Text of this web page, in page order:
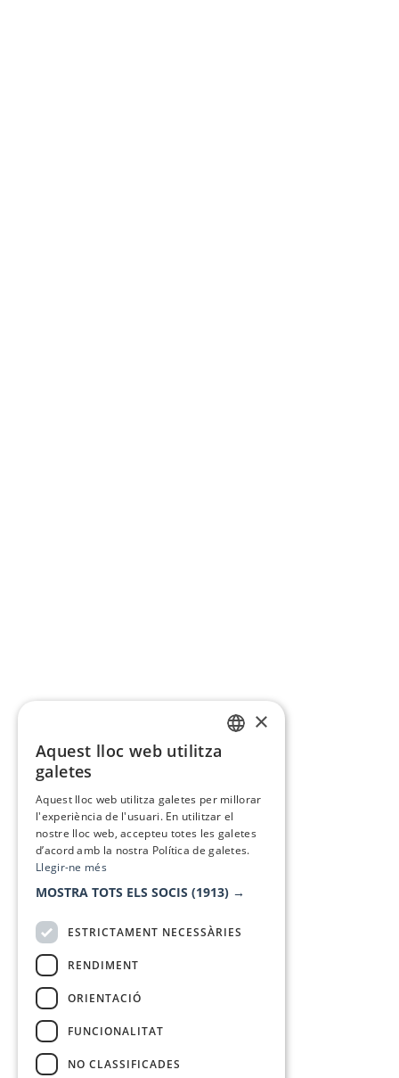
×
Aquest lloc web utilitza
galetes
Aquest lloc web utilitza galetes per millorar
l'experiència de l'usuari. En utilitzar el
nostre lloc web, accepteu totes les galetes
d’acord amb la nostra Política de galetes.
Llegir-ne més
MOSTRA TOTS ELS SOCIS (1913) →
ESTRICTAMENT NECESSÀRIES
RENDIMENT
ORIENTACIÓ
FUNCIONALITAT
NO CLASSIFICADES